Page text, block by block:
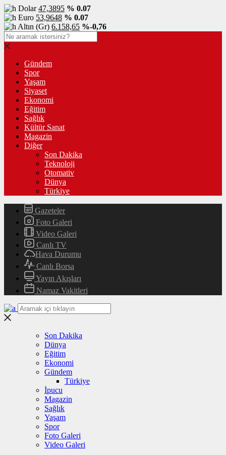
Dolar47,3895 % 0.07
Euro 53,9648 % 0.07
Altın (Gr) 6.158,65 %-0,76
Gündem
Spor
Yaşam
Siyaset
Ekonomi
Eğitim
Sağlık
Kültür Sanat
Magazin
Diğer
Son Dakika
Teknoloji
Otomativ
Dünya
Türkiye
Gazeteler
Foto Galeri
Video Galeri
Canlı TV
Hava Durumu
Canlı Borsa
Yayın Akışları
Namaz Vakitleri
Son Dakika
Dünya
Eğitim
Ekonomi
Gündem
Türkiye
İpucu
Magazin
Sağlık
Yaşam
Spor
Foto Galeri
Video Galeri